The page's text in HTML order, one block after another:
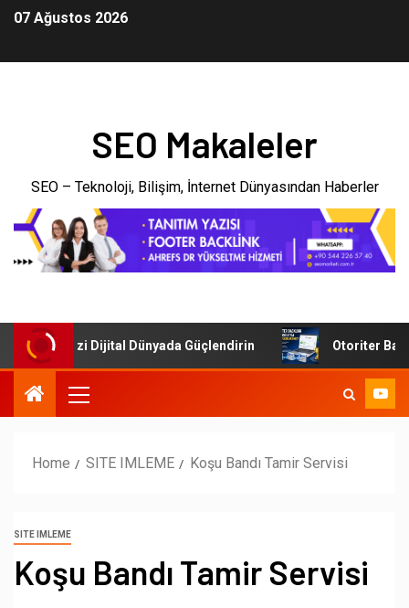
07 Ağustos 2026
SEO Makaleler
SEO – Teknoloji, Bilişim, İnternet Dünyasından Haberler
Dijital Dünyada Güçlendirin Otoriter
Home SITE IMLEME Koşu Bandı Tamir Servisi
SITE IMLEME
Koşu Bandı Tamir Servisi